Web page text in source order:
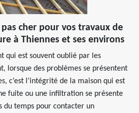
cher pour vos travaux de
à Thiennes et ses environs
qui est souvent oublié par les
lorsque des problèmes se présentent
c’est l’intégrité de la maison qui est
fuite ou une infiltration se présente
du temps pour contacter un